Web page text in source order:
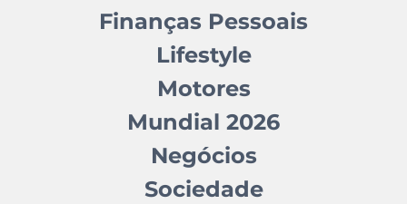
Finanças Pessoais
Lifestyle
Motores
Mundial 2026
Negócios
Sociedade